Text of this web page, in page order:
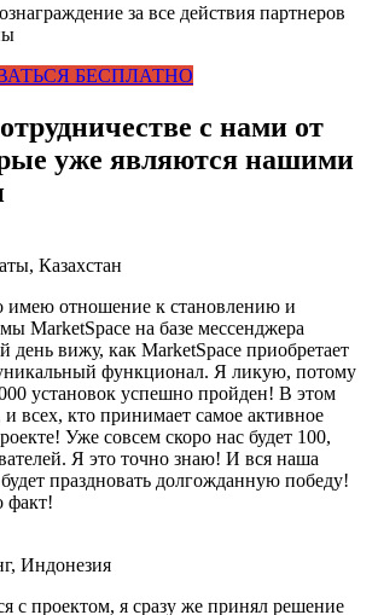
за все действия партнеров
БЕСПЛАТНО
с нами от
уже являются нашими
Казахстан
имею отношение к становлению и
MarketSpace на базе мессенджера
вижу, как MarketSpace приобретает
функционал. Я ликую, потому
установок успешно пройден! В этом
и всех, кто принимает самое активное
Уже совсем скоро нас будет 100,
Я это точно знаю! И вся наша
праздновать долгожданную победу!
факт!
Индонезия
с проектом, я сразу же принял решение